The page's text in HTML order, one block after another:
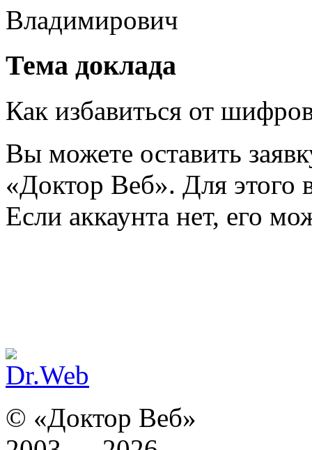
Тема доклада
Как избавиться от
Вы можете оставить
«Доктор Веб». Для этого
Если аккаунта нет, его
© «Доктор Веб»